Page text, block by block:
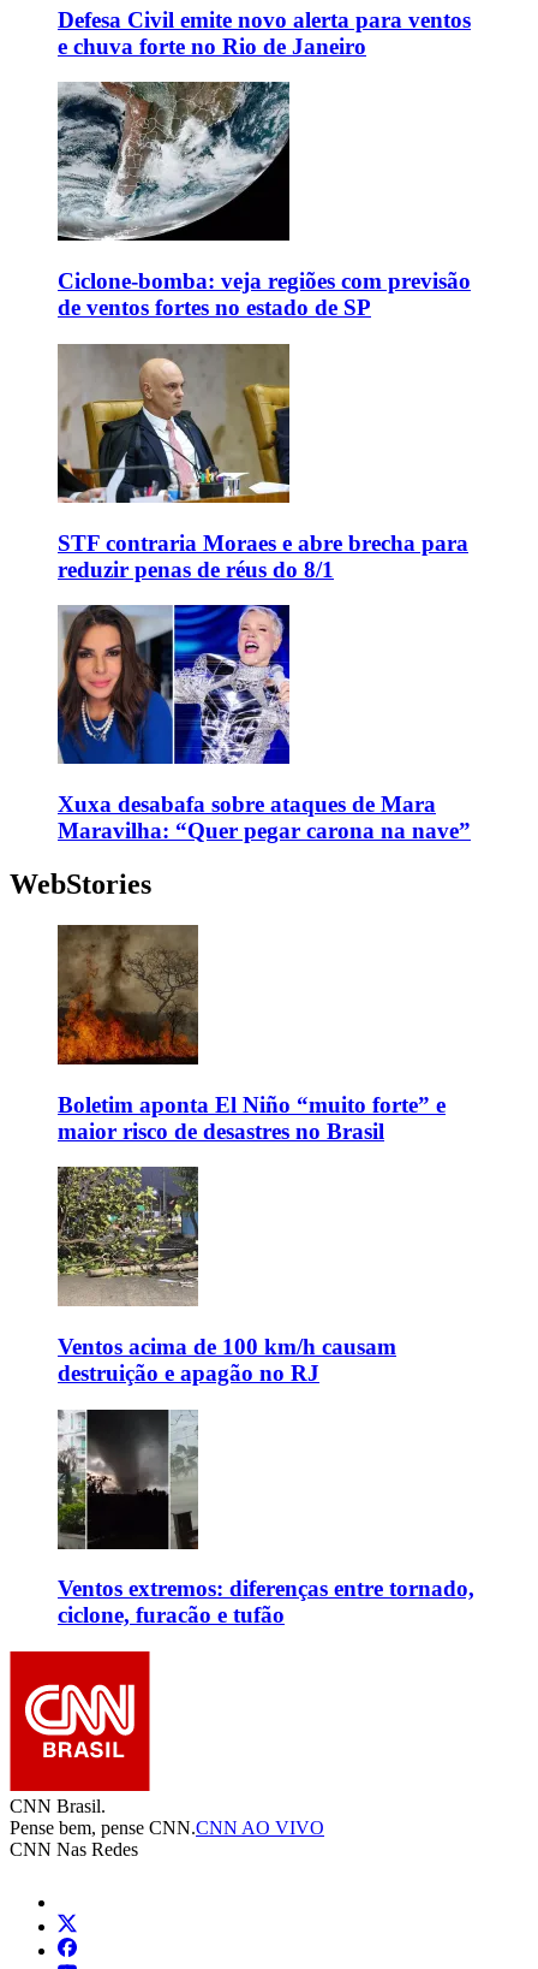
Defesa Civil emite novo alerta para ventos
e chuva forte no Rio de Janeiro
Ciclone-bomba: veja regiões com previsão
de ventos fortes no estado de SP
STF contraria Moraes e abre brecha para
reduzir penas de réus do 8/1
Xuxa desabafa sobre ataques de Mara
Maravilha: “Quer pegar carona na nave”
WebStories
Boletim aponta El Niño “muito forte” e
maior risco de desastres no Brasil
Ventos acima de 100 km/h causam
destruição e apagão no RJ
Ventos extremos: diferenças entre tornado,
ciclone, furacão e tufão
CNN Brasil.
Pense bem, pense CNN.CNN AO VIVO
CNN Nas Redes